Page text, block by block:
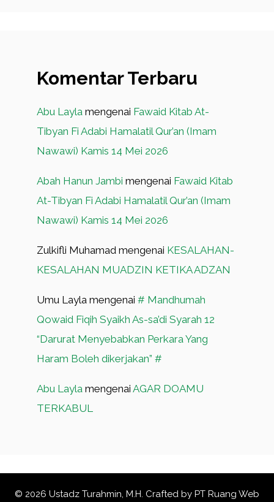
Komentar Terbaru
Abu Layla mengenai Fawaid Kitab At-
Tibyan Fi Adabi Hamalatil Qur’an (Imam
Nawawi) Kamis 14 Mei 2026
Abah Hanun Jambi mengenai Fawaid Kitab
At-Tibyan Fi Adabi Hamalatil Qur’an (Imam
Nawawi) Kamis 14 Mei 2026
Zulkifli Muhamad mengenai KESALAHAN-
KESALAHAN MUADZIN KETIKA ADZAN
Umu Layla mengenai # Mandhumah
Qowaid Fiqih Syaikh As-sa’di Syarah 12
“Darurat Menyebabkan Perkara Yang
Haram Boleh dikerjakan” #
Abu Layla mengenai AGAR DOAMU
TERKABUL
© 2026 Ustadz Turahmin, M.H. Crafted by PT Ruang Web